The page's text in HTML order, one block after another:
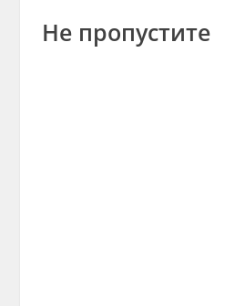
Не пропустите